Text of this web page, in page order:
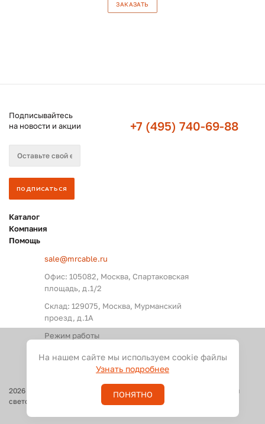
ЗАКАЗАТЬ
Подписывайтесь
на новости и акции
+7 (495) 740-69-88
Каталог
Компания
Помощь
sale@mrcable.ru
Офис: 105082, Москва, Спартаковская
площадь, д.1/2
Склад: 129075, Москва, Мурманский
проезд, д.1А
Режим работы
2026
Оптовые поставки кабелей и разъемов для аудио, видео и
светового оборудования
На нашем сайте мы используем cookie файлы
Узнать подробнее
ПОНЯТНО